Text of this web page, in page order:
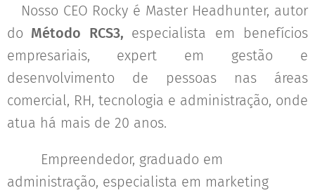
Nosso CEO Rocky é Master Headhunter, autor
do Método RCS3, especialista em benefícios
empresariais,
expert em gestão e
desenvolvimento de pessoas nas áreas
comercial, RH, tecnologia e administração, onde
atua há mais de 20 anos.
Empreendedor, graduado em
administração, especialista em marketing